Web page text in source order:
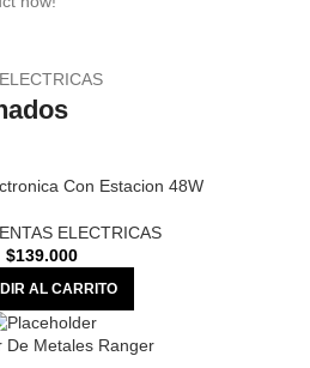
Con Estacion 48W
ELECTRICAS
$139.000
AL CARRITO
De Metales Ranger